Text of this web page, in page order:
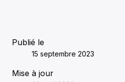
Publié le
15 septembre 2023
Mise à jour